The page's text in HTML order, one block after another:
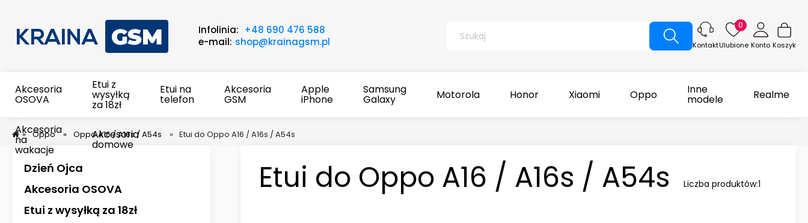
Infolinia: +48 690 476 588
e-mail: shop@krainagsm.pl Koszyk
Konto
KontaktUlubione
0
Akcesoria
OSOVA
Etui z
wysyłką
za 18zł
Etui na
telefon
Akcesoria
GSM
Apple
iPhone
Samsung
Galaxy Motorola Honor Xiaomi Oppo Inne
modele Realme
Akcesoria
na
wakacje
Akcesoria
domowe
» Oppo » Oppo A16 / A16s / A54s » Etui do Oppo A16 / A16s / A54s
Dzień Ojca
Akcesoria OSOVA
Etui z wysyłką za 18zł
Etui do Oppo A16 / A16s / A54s Liczba produktów:1